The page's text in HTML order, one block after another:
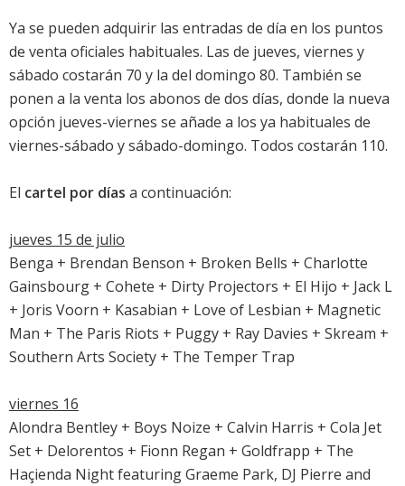
Ya se pueden adquirir las entradas de día en los puntos
de venta oficiales habituales. Las de jueves, viernes y
sábado costarán 70 y la del domingo 80. También se
ponen a la venta los abonos de dos días, donde la nueva
opción jueves-viernes se añade a los ya habituales de
viernes-sábado y sábado-domingo. Todos costarán 110.
El cartel por días a continuación:
jueves 15 de julio
Benga + Brendan Benson + Broken Bells + Charlotte
Gainsbourg + Cohete + Dirty Projectors + El Hijo + Jack L
+ Joris Voorn + Kasabian + Love of Lesbian + Magnetic
Man + The Paris Riots + Puggy + Ray Davies + Skream +
Southern Arts Society + The Temper Trap
viernes 16
Alondra Bentley + Boys Noize + Calvin Harris + Cola Jet
Set + Delorentos + Fionn Regan + Goldfrapp + The
Haçienda Night featuring Graeme Park, DJ Pierre and